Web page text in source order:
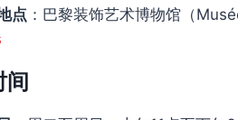
点 ：巴黎装饰艺术博物馆（
间